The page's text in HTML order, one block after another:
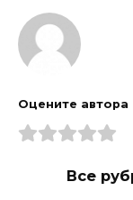
Оцените автора
Все